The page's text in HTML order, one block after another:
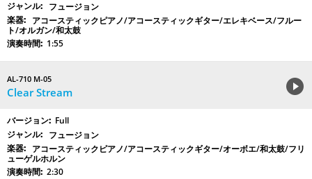
フュージョン
アコースティックピアノ/アコースティックギター/エレキベース/フルー
ト/オルガン/和太鼓
1:55
AL-710 M-05
Clear Stream
Full
フュージョン
アコースティックピアノ/アコースティックギター/オーボエ/和太鼓/フリ
ューゲルホルン
2:30